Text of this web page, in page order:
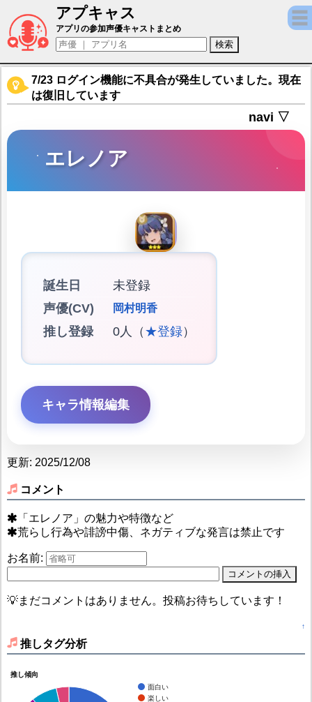
アプキャス
エレノア（声優：岡村明香)【英雄伝説ガガ
アプリの参加声優キャストまとめ
7/23 ログイン機能に不具合が発生していました。現在
は復旧しています
navi ▽
エレノア
誕生日
未登録
声優(CV)
岡村明香
推し登録 0人（ ★登録）
キャラ情報編集
更新: 2025/12/08
コメント
「エレノア」の魅力や特徴など
荒らし行為や誹謗中傷、ネガティブな発言は禁止です
お名前:
💡まだコメントはありません。投稿お待ちしています！
↑
推しタグ分析
推し傾向
面白い
楽しい